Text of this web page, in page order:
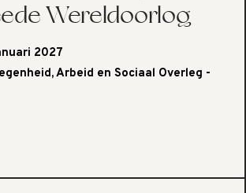
Wereldoorlog
2027
Arbeid en Sociaal Overleg -